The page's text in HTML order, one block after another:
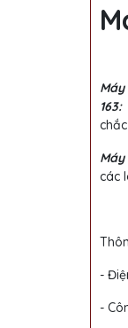
Máy
163:
Máy
các
-
-